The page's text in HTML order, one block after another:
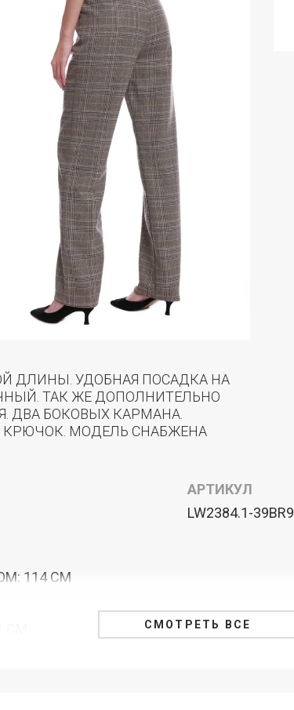
ДЛИНЫ. УДОБНАЯ ПОСАДКА НА
ТАК ЖЕ ДОПОЛНИТЕЛЬНО
ДВА БОКОВЫХ КАРМАНА.
МОДЕЛЬ СНАБЖЕНА
АРТИКУЛ
LW2384.1-39BR9
114 СМ
СМОТРЕТЬ ВСЕ